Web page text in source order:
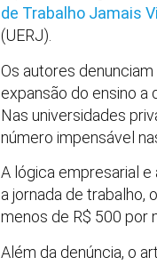
de Trabalho Jamais
(UERJ).
Os autores
expansão do ensino
Nas universidades
número impensável
A lógica empresarial
a jornada de trabalho,
menos de R$ 500 por
Além da denúncia, o